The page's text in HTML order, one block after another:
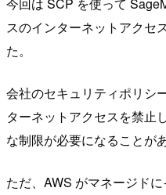
スのインターネットアクセ
た。
会社のセキュリティポリシ
ターネットアクセスを禁止
な制限が必要になることが
ただ、AWS がマネージド